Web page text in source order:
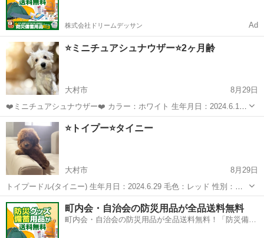
株式会社ドリームデッサン Ad
⭐️ミニチュアシュナウザー⭐️2ヶ月齢
大村市
8月29日
❤️ミニチュアシュナウザー❤️ カラー：ホワイト 生年月日：2024.6.14
性別：メス 大人しく、人懐っこくてモエモエです⭐️ お引き渡し時 マイ
クロチップ挿入完了 ワクチン(5種)接種完了 血統書はご希望の際発行
長崎 大村市 ペットショップ
⭐️トイプー⭐️タイニー
大村市
8月29日
トイプードル(タイニー) 生年月日：2024.6.29 毛色：レッド 性別：オ
ス 元気いっぱいの男の子です❤️ お引き渡し時 ・ワクチン接種済み(6
種) ・マイクロチップ挿入済み ・血統書(発行申請中) 格安での販売に
な...
長崎 大村市 ペットショップ 格安
町内会・自治会の防災用品が全品送料無料
町内会・自治会の防災用品が全品送料無料！「防災備蓄